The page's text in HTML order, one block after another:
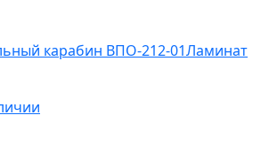
карабин ВПО-212-01Ламинат